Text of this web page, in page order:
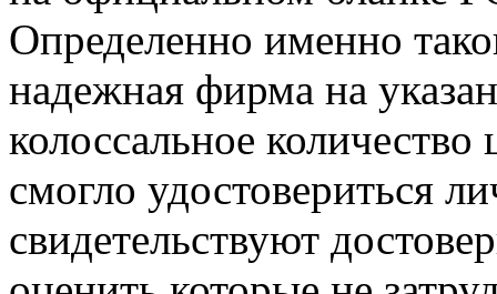
Определенно именно
надежная фирма на
колоссальное
смогло удостовериться
свидетельствуют